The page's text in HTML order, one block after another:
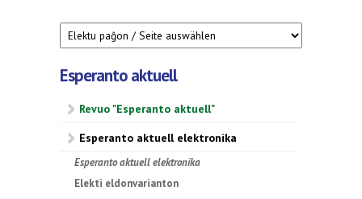
Esperanto aktuell
Revuo "Esperanto aktuell"
Esperanto aktuell elektronika
Esperanto aktuell elektronika
Elekti eldonvarianton